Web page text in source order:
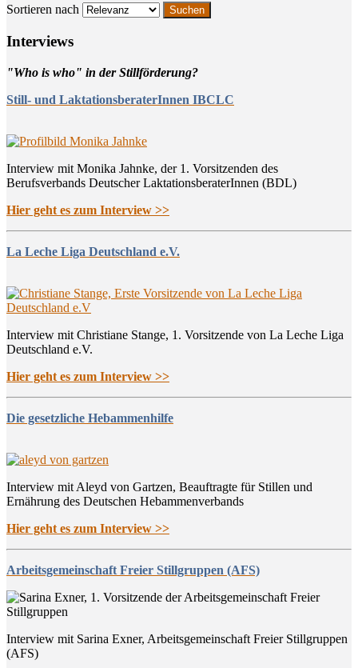
Sortieren nach
Inter­views
"Who is who" in der Stillförderung?
Still- und LaktationsberaterInnen IBCLC
Interview mit Monika Jahnke, der 1. Vorsitzenden des
Berufsverbands Deutscher LaktationsberaterInnen (BDL)
Hier geht es zum Interview >>
La Leche Liga Deutschland e.V.
Interview mit Christiane Stange, 1. Vorsitzende von La Leche Liga
Deutschland e.V.
Hier geht es zum Interview >>
Die gesetzliche Hebammenhilfe
Interview mit Aleyd von Gartzen, Beauftragte für Stillen und
Ernährung des Deutschen Hebammenverbands
Hier geht es zum Interview >>
Arbeitsgemeinschaft Freier Stillgruppen (AFS)
Interview mit Sarina Exner, Arbeitsgemeinschaft Freier Stillgruppen
(AFS)